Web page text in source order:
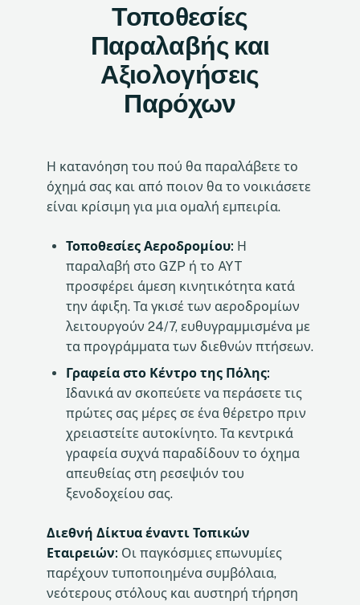
Τοποθεσίες
Παραλαβής και
Αξιολογήσεις
Παρόχων
Η κατανόηση του πού θα παραλάβετε το
όχημά σας και από ποιον θα το νοικιάσετε
είναι κρίσιμη για μια ομαλή εμπειρία.
Τοποθεσίες Αεροδρομίου: Η
παραλαβή στο GZP ή το AYT
προσφέρει άμεση κινητικότητα κατά
την άφιξη. Τα γκισέ των αεροδρομίων
λειτουργούν 24/7, ευθυγραμμισμένα με
τα προγράμματα των διεθνών πτήσεων.
Γραφεία στο Κέντρο της Πόλης:
Ιδανικά αν σκοπεύετε να περάσετε τις
πρώτες σας μέρες σε ένα θέρετρο πριν
χρειαστείτε αυτοκίνητο. Τα κεντρικά
γραφεία συχνά παραδίδουν το όχημα
απευθείας στη ρεσεψιόν του
ξενοδοχείου σας.
Διεθνή Δίκτυα έναντι Τοπικών
Εταιρειών: Οι παγκόσμιες επωνυμίες
παρέχουν τυποποιημένα συμβόλαια,
νεότερους στόλους και αυστηρή τήρηση